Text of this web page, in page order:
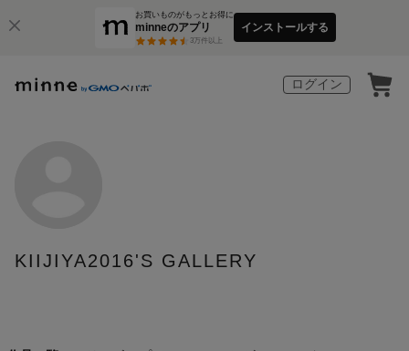
お買いものがもっとお得に
minneのアプリ
3万件以上
インストールする
ログイン
KIIJIYA2016'S GALLERY